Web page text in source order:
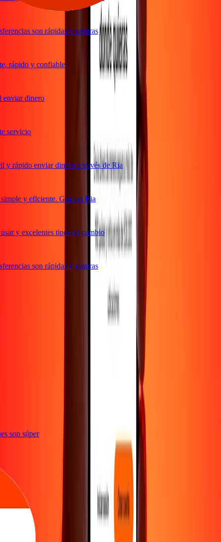
son rápidas y seguras
rápido y confiable
dinero
servicio
rápido enviar dinero a través de Ria
y eficiente. Gracias Ria
y excelentes tipos de cambio
son rápidas y seguras
son súper